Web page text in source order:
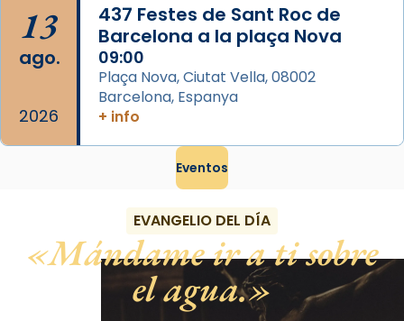
13
ago.
2026
437 Festes de Sant Roc de
Barcelona a la plaça Nova
09:00
Plaça Nova, Ciutat Vella, 08002
Barcelona, Espanya
+ info
Eventos
EVANGELIO DEL DÍA
Mándame ir a ti sobre
el agua.